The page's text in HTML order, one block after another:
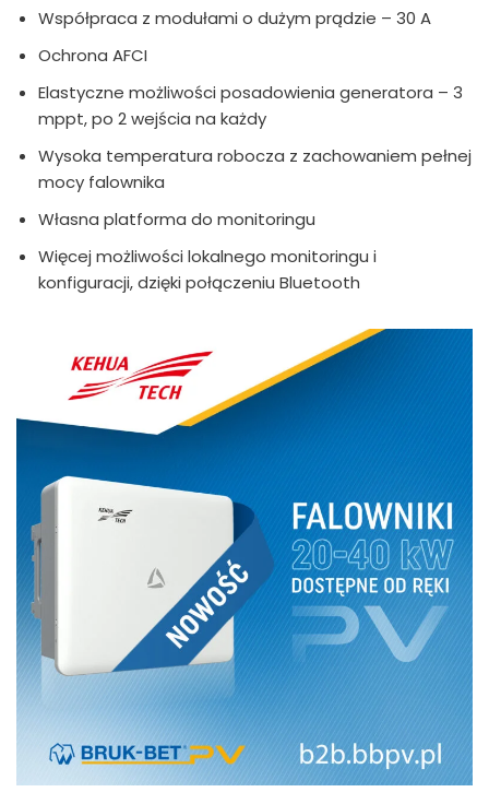
Współpraca z modułami o dużym prądzie – 30 A
Ochrona AFCI
Elastyczne możliwości posadowienia generatora – 3
mppt, po 2 wejścia na każdy
Wysoka temperatura robocza z zachowaniem pełnej
mocy falownika
Własna platforma do monitoringu
Więcej możliwości lokalnego monitoringu i
konfiguracji, dzięki połączeniu Bluetooth